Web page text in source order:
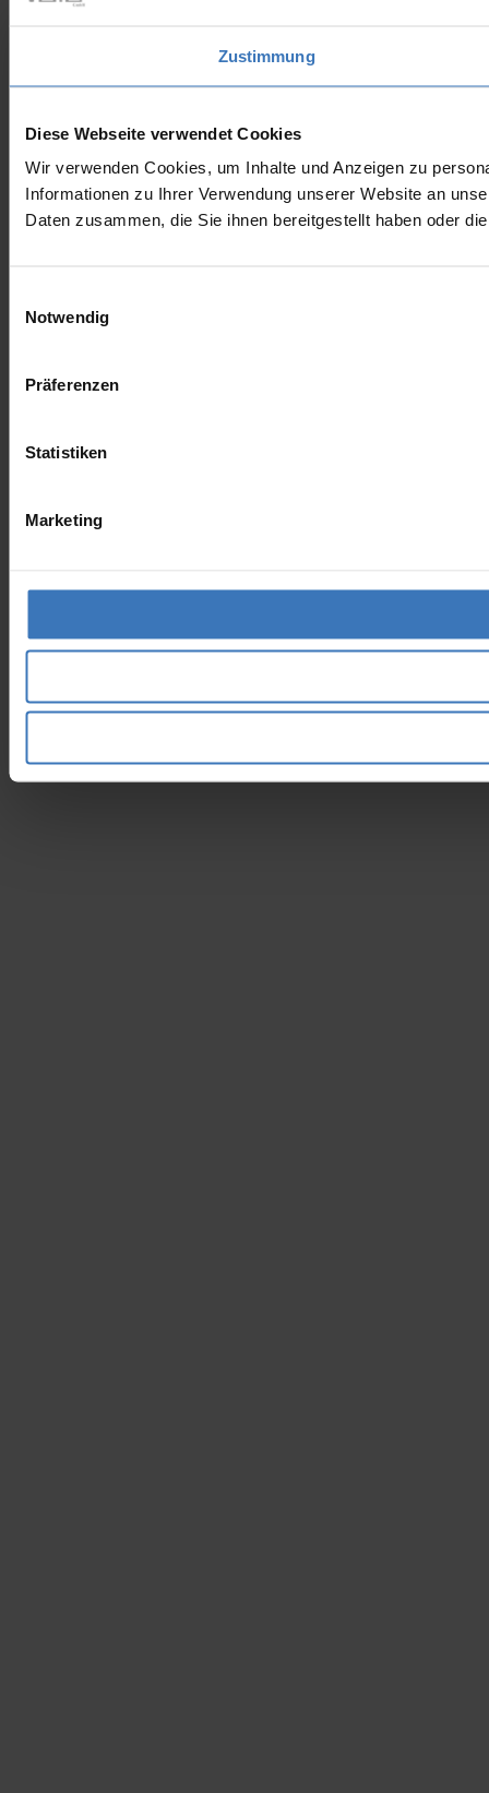
Zustimmung
Diese Webseite verwendet Cookies
Wir verwenden Cookies, um Inhalte und Anzeigen zu
Informationen zu Ihrer Verwendung unserer Website an
Daten zusammen, die Sie ihnen bereitgestellt haben oder
Notwendig
Präferenzen
Statistiken
Marketing